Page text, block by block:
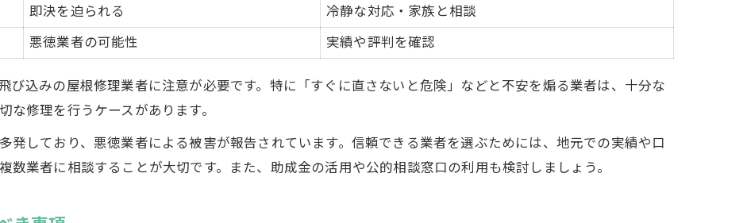
即決を迫られる
冷静な対応・家族と相談
悪徳業者の可能性
実績や評判を確認
び込みの屋根修理業者に注意が必要です。特に「すぐに直さないと危険」などと不安を煽る業者は、十分な
修理を行うケースがあります。
発しており、悪徳業者による被害が報告されています。信頼できる業者を選ぶためには、地元での実績や口
数業者に相談することが大切です。また、助成金の活用や公的相談窓口の利用も検討しましょう。